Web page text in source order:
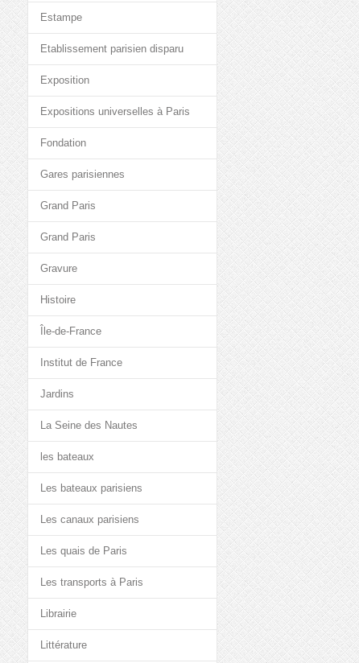
Estampe
Etablissement parisien disparu
Exposition
Expositions universelles à Paris
Fondation
Gares parisiennes
Grand Paris
Grand Paris
Gravure
Histoire
Île-de-France
Institut de France
Jardins
La Seine des Nautes
les bateaux
Les bateaux parisiens
Les canaux parisiens
Les quais de Paris
Les transports à Paris
Librairie
Littérature